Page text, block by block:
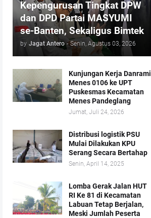
Kepengurusan Tingkat DPW
dan DPD Partai MASYUMI
se-Banten, Sekaligus Bimtek
by Jagat Antero - Senin, Agustus 03, 2026
Kunjungan Kerja Danramil
Menes 0106 ke UPT
Puskesmas Kecamatan
Menes Pandeglang
Jumat, Juli 24, 2026
Distribusi logistik PSU
Mulai Dilakukan KPU
Serang Secara Bertahap
Senin, April 14, 2025
Lomba Gerak Jalan HUT
RI Ke 81 di Kecamatan
Labuan Tetap Berjalan,
Meski Jumlah Peserta